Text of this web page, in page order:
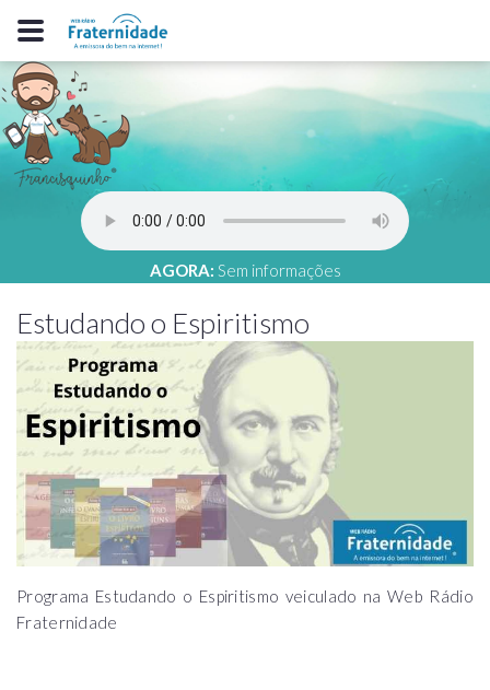
AGORA: Sem informações
Estudando o Espiritismo
Programa Estudando o Espiritismo veiculado na Web Rádio
Fraternidade